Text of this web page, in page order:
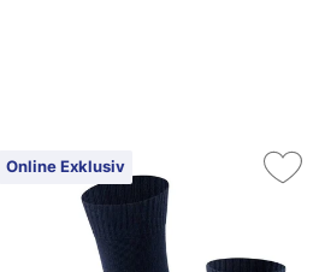
Online Exklusiv